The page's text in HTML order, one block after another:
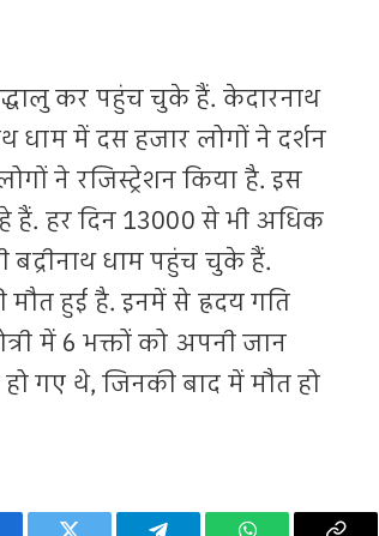
कर पहुंच चुके हैं. केदारनाथ
धाम में दस हजार लोगों ने दर्शन
ने रजिस्ट्रेशन किया है. इस
हैं. हर दिन 13000 से भी अधिक
बद्रीनाथ धाम पहुंच चुके हैं.
मौत हुई है. इनमें से ह्रदय गति
में 6 भक्तों को अपनी जान
हो गए थे, जिनकी बाद में मौत हो